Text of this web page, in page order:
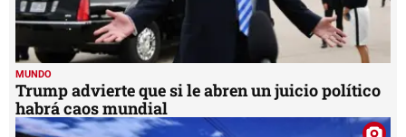
MUNDO
Trump advierte que si le abren un juicio político
habrá caos mundial